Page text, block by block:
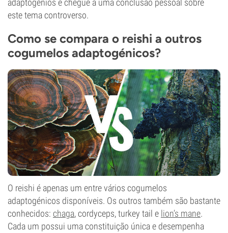
adaptogénios e chegue a uma conclusão pessoal sobre
este tema controverso.
Como se compara o reishi a outros
cogumelos adaptogénicos?
O reishi é apenas um entre vários cogumelos
adaptogénicos disponíveis. Os outros também são bastante
conhecidos: chaga, cordyceps, turkey tail e lion’s mane.
Cada um possui uma constituição única e desempenha